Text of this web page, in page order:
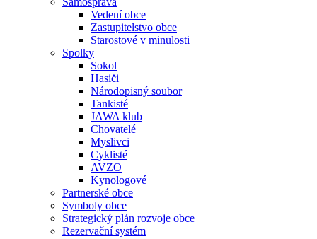
Vedení obce
Zastupitelstvo obce
Starostové v minulosti
Spolky
Sokol
Hasiči
Národopisný soubor
Tankisté
JAWA klub
Chovatelé
Myslivci
Cyklisté
AVZO
Kynologové
Partnerské obce
Symboly obce
Strategický plán rozvoje obce
Rezervační systém